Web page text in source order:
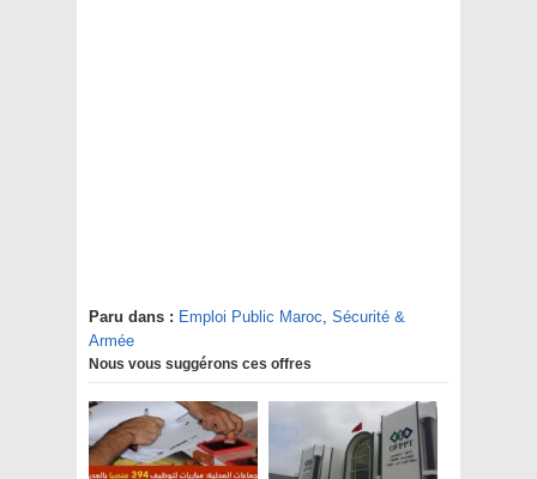
Paru dans : Emploi Public Maroc, Sécurité &
Armée
Nous vous suggérons ces offres